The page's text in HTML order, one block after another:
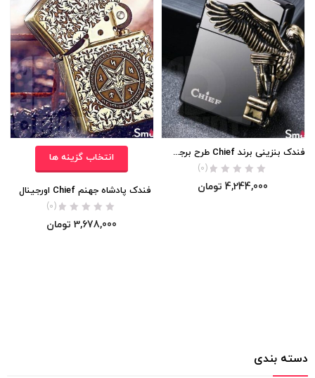
فندک بنزینی برند Chief طرح برجسته Harley Davidson اورجینال
(0)
4,244,000 تومان
انتخاب گزینه ها
فندک پادشاه جهنم Chief اورجینال
(0)
3,678,000 تومان
دسته بندی